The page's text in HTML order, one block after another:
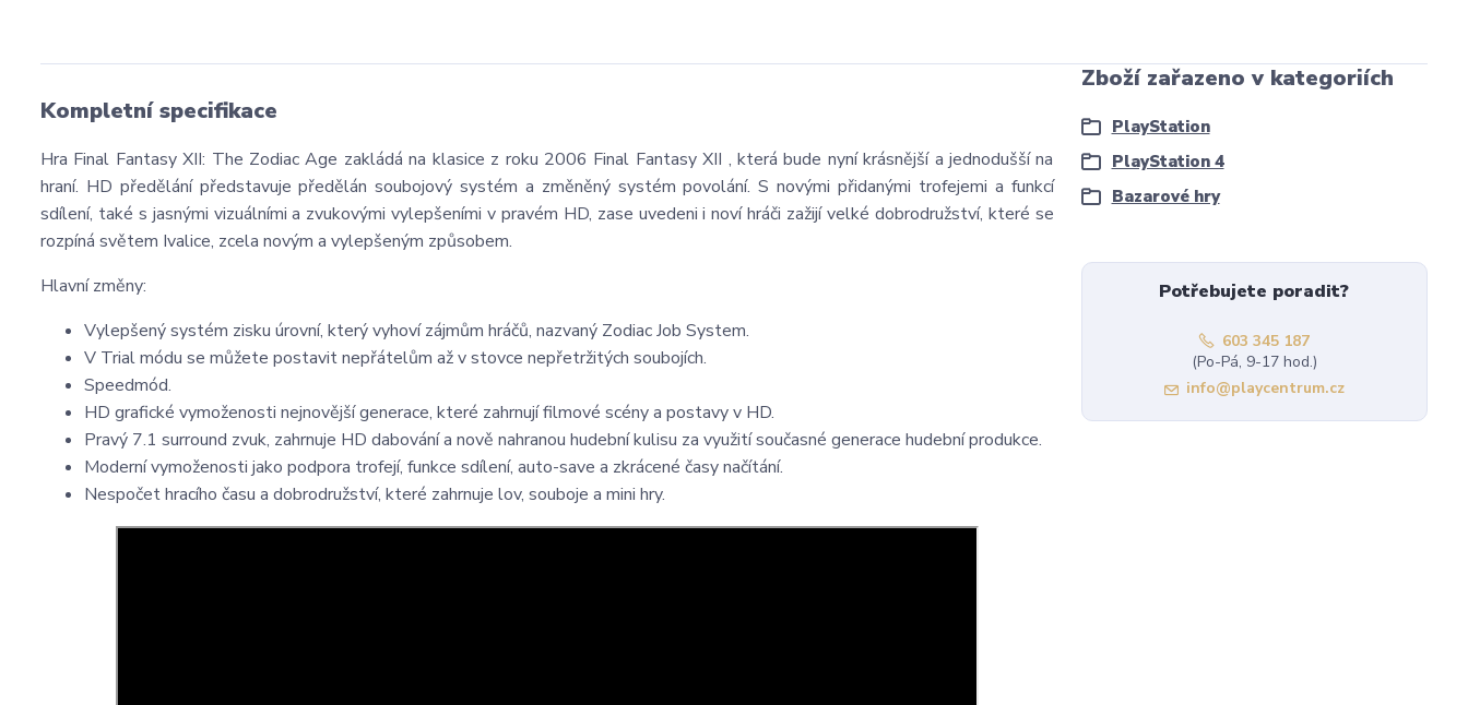
Kompletní specifikace
Hra Final Fantasy XII: The Zodiac Age zakládá na klasice z roku 2006 Final Fantasy XII , která bude nyní krásnější a jednodušší na
hraní. HD předělání představuje předělán soubojový systém a změněný systém povolání. S novými přidanými trofejemi a funkcí
sdílení, také s jasnými vizuálními a zvukovými vylepšeními v pravém HD, zase uvedeni i noví hráči zažijí velké dobrodružství, které se
rozpíná světem Ivalice, zcela novým a vylepšeným způsobem.
Hlavní změny:
Vylepšený systém zisku úrovní, který vyhoví zájmům hráčů, nazvaný Zodiac Job System.
V Trial módu se můžete postavit nepřátelům až v stovce nepřetržitých soubojích.
Speedmód.
HD grafické vymoženosti nejnovější generace, které zahrnují filmové scény a postavy v HD.
Pravý 7.1 surround zvuk, zahrnuje HD dabování a nově nahranou hudební kulisu za využití současné generace hudební produkce.
Moderní vymoženosti jako podpora trofejí, funkce sdílení, auto-save a zkrácené časy načítání.
Nespočet hracího času a dobrodružství, které zahrnuje lov, souboje a mini hry.
Zboží zařazeno v kategoriích
PlayStation
PlayStation 4
Bazarové hry
Potřebujete poradit?
603 345 187
(Po-Pá, 9-17 hod.)
info@playcentrum.cz